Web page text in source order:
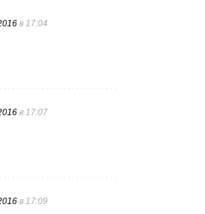
в 17:04
в 17:07
в 17:09